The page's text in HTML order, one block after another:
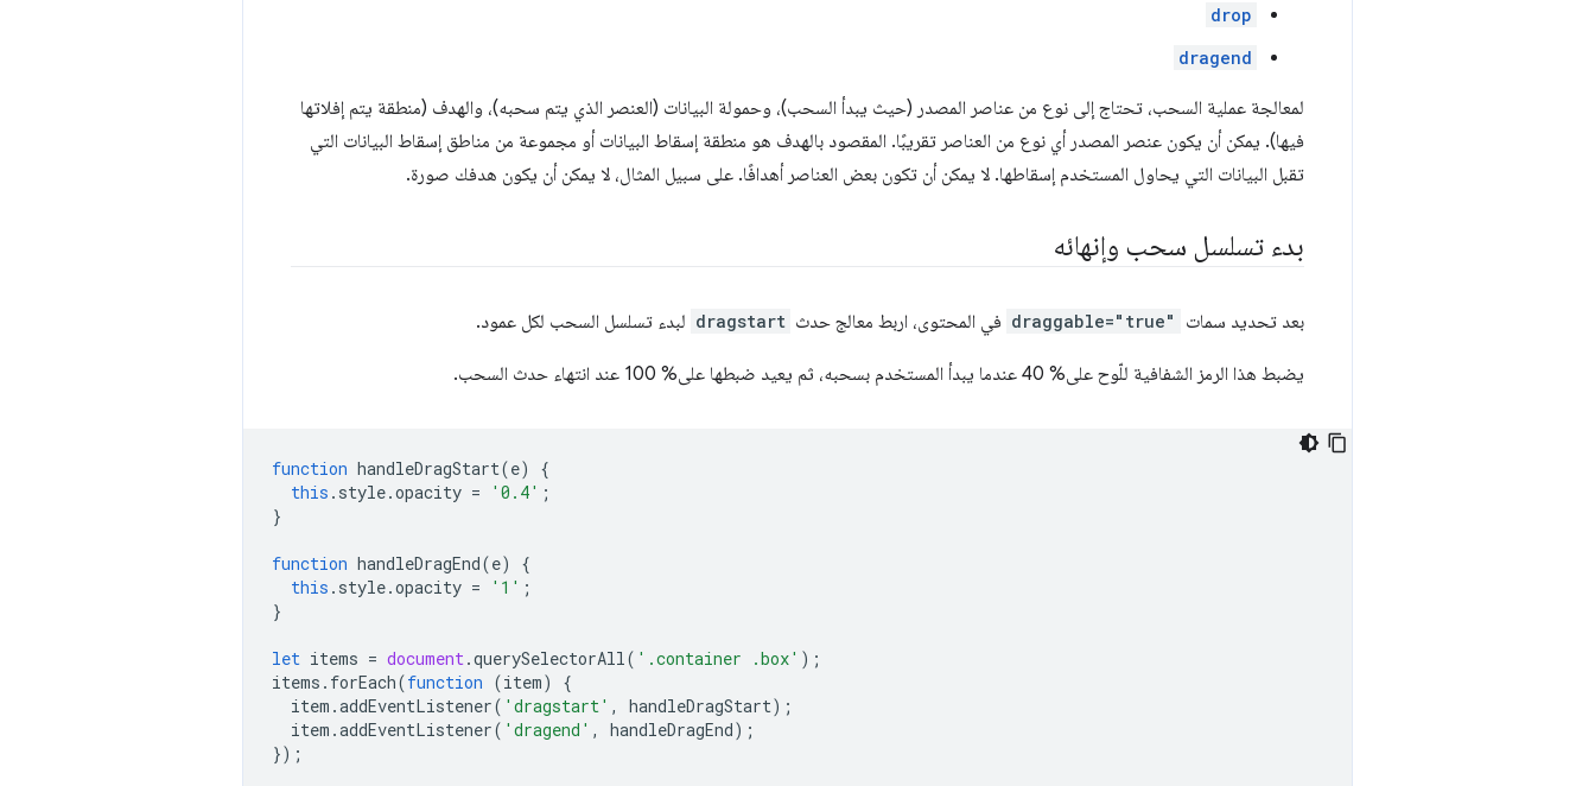
drop
dragend
لمعالجة عملية السحب، تحتاج إلى نوع من عناصر المصدر (حيث يبدأ السحب)، وحمولة البيانات (العنصر الذي يتم سحبه)، والهدف (منطقة يتم إفلاتها
فيها). يمكن أن يكون عنصر المصدر أي نوع من العناصر تقريبًا. المقصود بالهدف هو منطقة إسقاط البيانات أو مجموعة من مناطق إسقاط البيانات التي
تقبل البيانات التي يحاول المستخدم إسقاطها. لا يمكن أن تكون بعض العناصر أهدافًا. على سبيل المثال، لا يمكن أن يكون هدفك صورة.
بدء تسلسل سحب وإنهائه
بعد تحديد سمات draggable="true" في المحتوى، اربط معالج حدث dragstart لبدء تسلسل السحب لكل عمود.
يضبط هذا الرمز الشفافية للّوح على% 40 عندما يبدأ المستخدم بسحبه، ثم يعيد ضبطها على% 100 عند انتهاء حدث السحب.
function handleDragStart(e)
{
this . style.opacity = '0.4' ;
}
function handleDragEnd(e)
{
this . style.opacity = '1' ;
}
let items = document.querySelectorAll( '.container .box' );
items . forEach(function (item)
{
item .addEventListener( 'dragstart' , handleDragStart);
item .addEventListener( 'dragend' , handleDragEnd);
});